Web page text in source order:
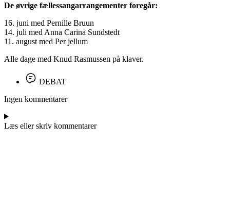
De øvrige fællessangarrangementer foregår:
16. juni med Pernille Bruun
14. juli med Anna Carina Sundstedt
11. august med Per jellum
Alle dage med Knud Rasmussen på klaver.
DEBAT
Ingen kommentarer
Læs eller skriv kommentarer